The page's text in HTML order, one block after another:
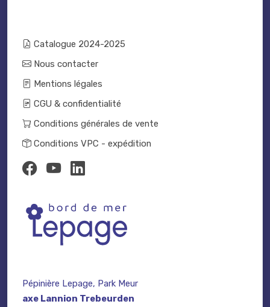
Catalogue 2024-2025
Nous contacter
Mentions légales
CGU & confidentialité
Conditions générales de vente
Conditions VPC - expédition
Pépinière Lepage, Park Meur
axe Lannion Trebeurden